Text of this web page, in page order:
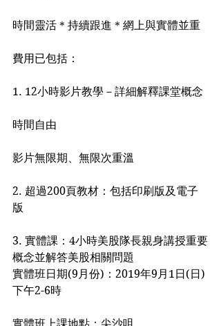
時間靈活＊持續跟進＊網上與實體並重
費用已包括：
1. 12小時影片教學－詳細解釋課堂概念
時間自由
影片無限期、無限次重溫
2. 超過200頁教材：包括印刷版及電子
版
3. 實體課：4小時美股隊長親身講授重要
概念並解答美股相關問題
實體班日期(9月份)：2019年9月1日(日)
下午2-6時
實體班上課地點：尖沙咀